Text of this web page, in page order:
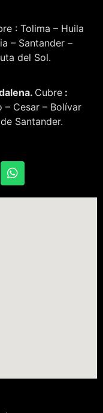
: Tolima – Huila
– Santander –
del Sol.
Cubre :
– Cesar – Bolívar
Santander.